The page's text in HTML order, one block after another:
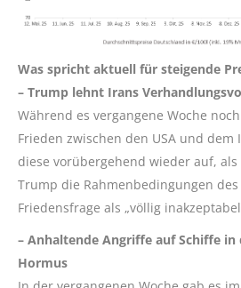
Was spricht aktuell für steigende
– Trump lehnt Irans
Während es vergangene Woche
Frieden zwischen den USA und dem
diese vorübergehend wieder auf, als
Trump die Rahmenbedingungen
Friedensfrage als „völlig
– Anhaltende Angriffe auf Schiffe in
Hormus